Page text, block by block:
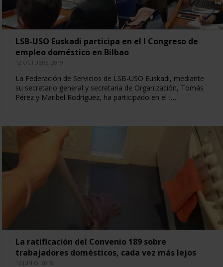
LSB-USO Euskadi participa en el I Congreso de
empleo doméstico en Bilbao
12 OCTUBRE, 2019
La Federación de Servicios de LSB-USO Euskadi, mediante
su secretario general y secretaria de Organización, Tomás
Pérez y Maribel Rodríguez, ha participado en el I…
La ratificación del Convenio 189 sobre
trabajadores domésticos, cada vez más lejos
16 JUNIO, 2018